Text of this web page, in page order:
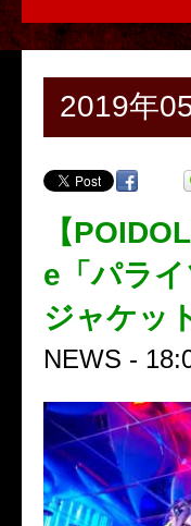
2019年
【
e「パラ
ジャケッ
NEWS -